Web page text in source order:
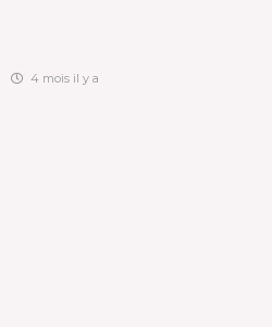
4 mois il y a